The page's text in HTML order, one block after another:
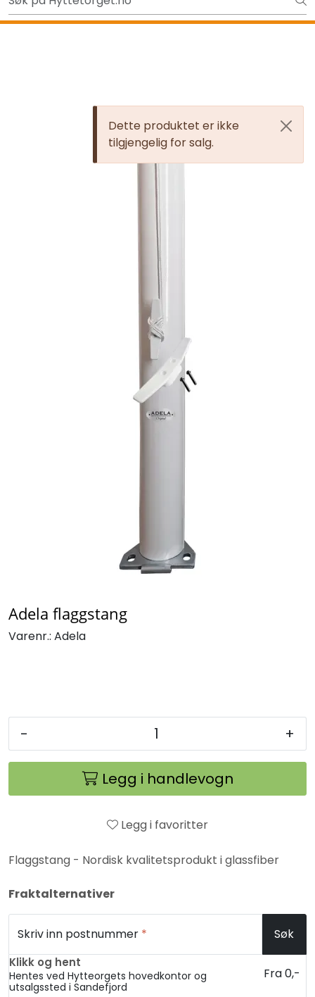
Skip to main contentUt på tur i sommer? Sjekk her først
Dette produktet er ikke
tilgjengelig for salg.
Adela flaggstang
Varenr.: Adela
- +
Legg i handlevogn
Legg i favoritter
Flaggstang - Nordisk kvalitetsprodukt i glassfiber
Fraktalternativer
Skriv inn postnummer * Søk
Klikk og hent
Hentes ved Hytteorgets hovedkontor og
utsalgssted i Sandefjord
Fra 0,-
Tilbake